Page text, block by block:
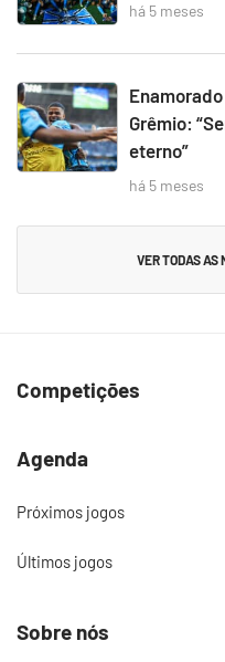
há 5 meses
Grêmio:
eterno”
há 5 meses
VER TODAS AS
Competições
Agenda
Próximos jogos
Últimos jogos
Sobre nós